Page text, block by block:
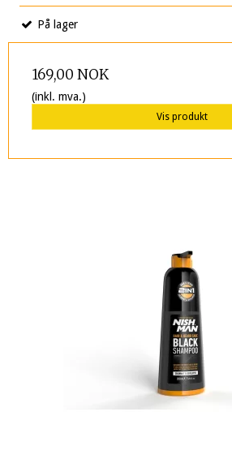
På lager
169,00 NOK
(inkl. mva.)
Vis produkt